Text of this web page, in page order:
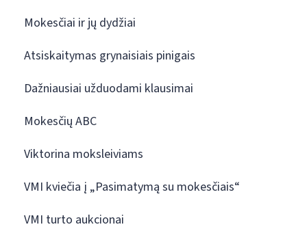
Mokesčiai ir jų dydžiai
Atsiskaitymas grynaisiais pinigais
Dažniausiai užduodami klausimai
Mokesčių ABC
Viktorina moksleiviams
VMI kviečia į „Pasimatymą su mokesčiais“
VMI turto aukcionai